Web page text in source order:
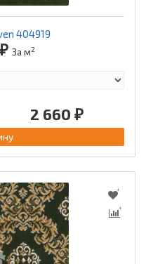
404919
За м2
2 660 ₽